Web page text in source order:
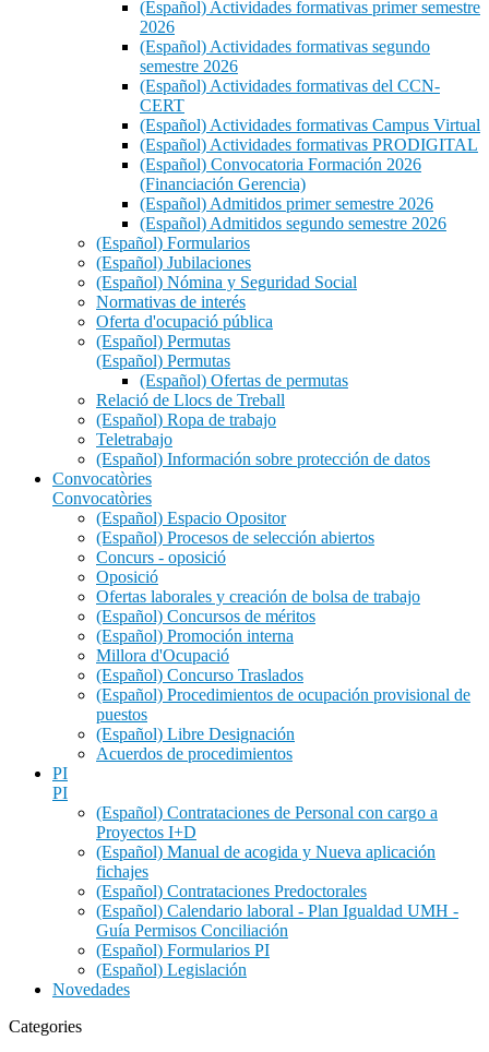
(Español) Actividades formativas primer semestre
2026
(Español) Actividades formativas segundo
semestre 2026
(Español) Actividades formativas del CCN-
CERT
(Español) Actividades formativas Campus Virtual
(Español) Actividades formativas PRODIGITAL
(Español) Convocatoria Formación 2026
(Financiación Gerencia)
(Español) Admitidos primer semestre 2026
(Español) Admitidos segundo semestre 2026
(Español) Formularios
(Español) Jubilaciones
(Español) Nómina y Seguridad Social
Normativas de interés
Oferta d'ocupació pública
(Español) Permutas
(Español) Permutas
(Español) Ofertas de permutas
Relació de Llocs de Treball
(Español) Ropa de trabajo
Teletrabajo
(Español) Información sobre protección de datos
Convocatòries
Convocatòries
(Español) Espacio Opositor
(Español) Procesos de selección abiertos
Concurs - oposició
Oposició
Ofertas laborales y creación de bolsa de trabajo
(Español) Concursos de méritos
(Español) Promoción interna
Millora d'Ocupació
(Español) Concurso Traslados
(Español) Procedimientos de ocupación provisional de
puestos
(Español) Libre Designación
Acuerdos de procedimientos
PI
PI
(Español) Contrataciones de Personal con cargo a
Proyectos I+D
(Español) Manual de acogida y Nueva aplicación
fichajes
(Español) Contrataciones Predoctorales
(Español) Calendario laboral - Plan Igualdad UMH -
Guía Permisos Conciliación
(Español) Formularios PI
(Español) Legislación
Novedades
Categories